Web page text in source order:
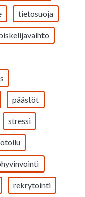
tietosuoja
päästöt
stressi
rekrytointi